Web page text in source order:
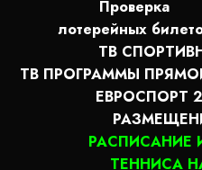
Проверка
лотерейных
ТВ
ТВ ПРОГРАММЫ
ЕВРОСПОРТ 2
РАСПИСАНИЕ
ТЕННИСА